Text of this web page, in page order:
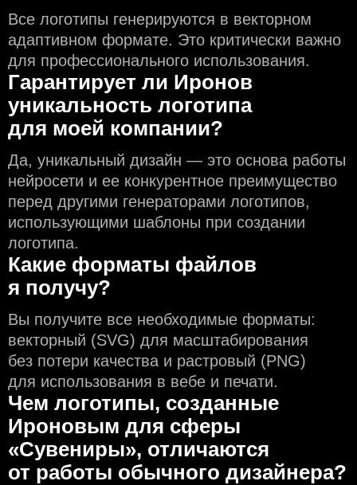
Все логотипы генерируются в векторном
адаптивном формате. Это критически важно
для профессионального использования.
Гарантирует ли Иронов
уникальность логотипа
для моей компании?
Да, уникальный дизайн — это основа работы
нейросети и еe конкурентное преимущество
перед другими генераторами логотипов,
использующими шаблоны при создании
логотипа.
Какие форматы файлов
я получу?
Вы получите все необходимые форматы:
векторный (SVG) для масштабирования
без потери качества и растровый (PNG)
для использования в вебе и печати.
Чем логотипы, созданные
Ироновым для сферы
«Сувениры», отличаются
от работы обычного дизайнера?